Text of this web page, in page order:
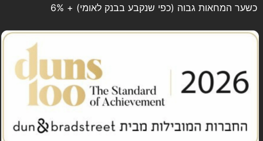
כשער המחאות גבוה (כפי שנקבע בבנק לאומי) + 6%